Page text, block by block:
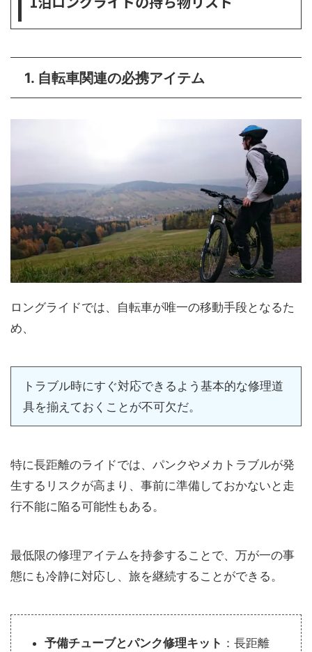
1. 自転車関連の必携アイテム
ロングライドでは、自転車が唯一の移動手段となるた
め、
トラブル時にすぐ対応できるよう基本的な修理道
具を揃えておくことが不可欠だ。
特に長距離のライドでは、パンクやメカトラブルが発
生するリスクが高まり、事前に準備しておかないと走
行不能に陥る可能性もある。
最低限の修理アイテムを持参することで、万が一の事
態にも冷静に対応し、旅を継続することができる。
予備チューブとパンク修理キット ：長距離